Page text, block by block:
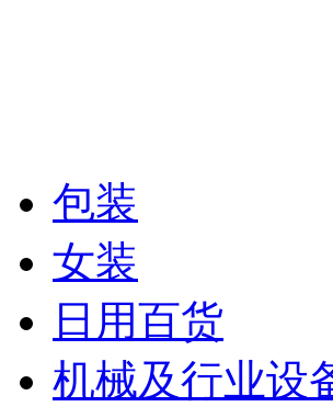
包装
女装
日用百货
机械及行业设